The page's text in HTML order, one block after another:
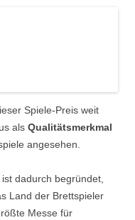
Spiele-Preis weit
als Qualitätsmerkmal
angesehen.
ist dadurch begründet,
Land der Brettspieler
Messe für